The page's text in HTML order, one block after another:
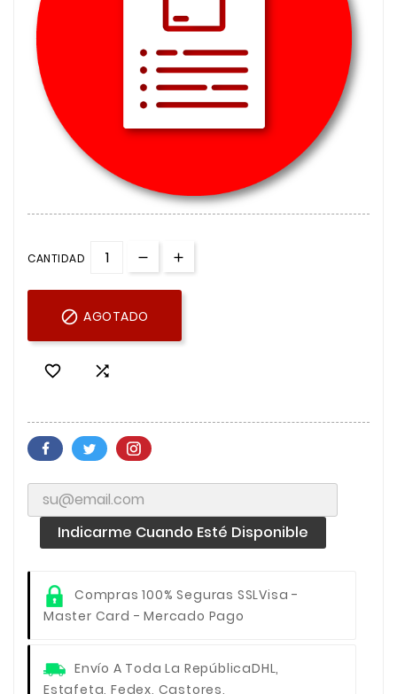
CANTIDAD
 AGOTADO
 
Indicarme Cuando Esté Disponible
Compras 100% Seguras SSLVisa -
Master Card - Mercado Pago
Envío A Toda La RepúblicaDHL,
Estafeta, Fedex, Castores,